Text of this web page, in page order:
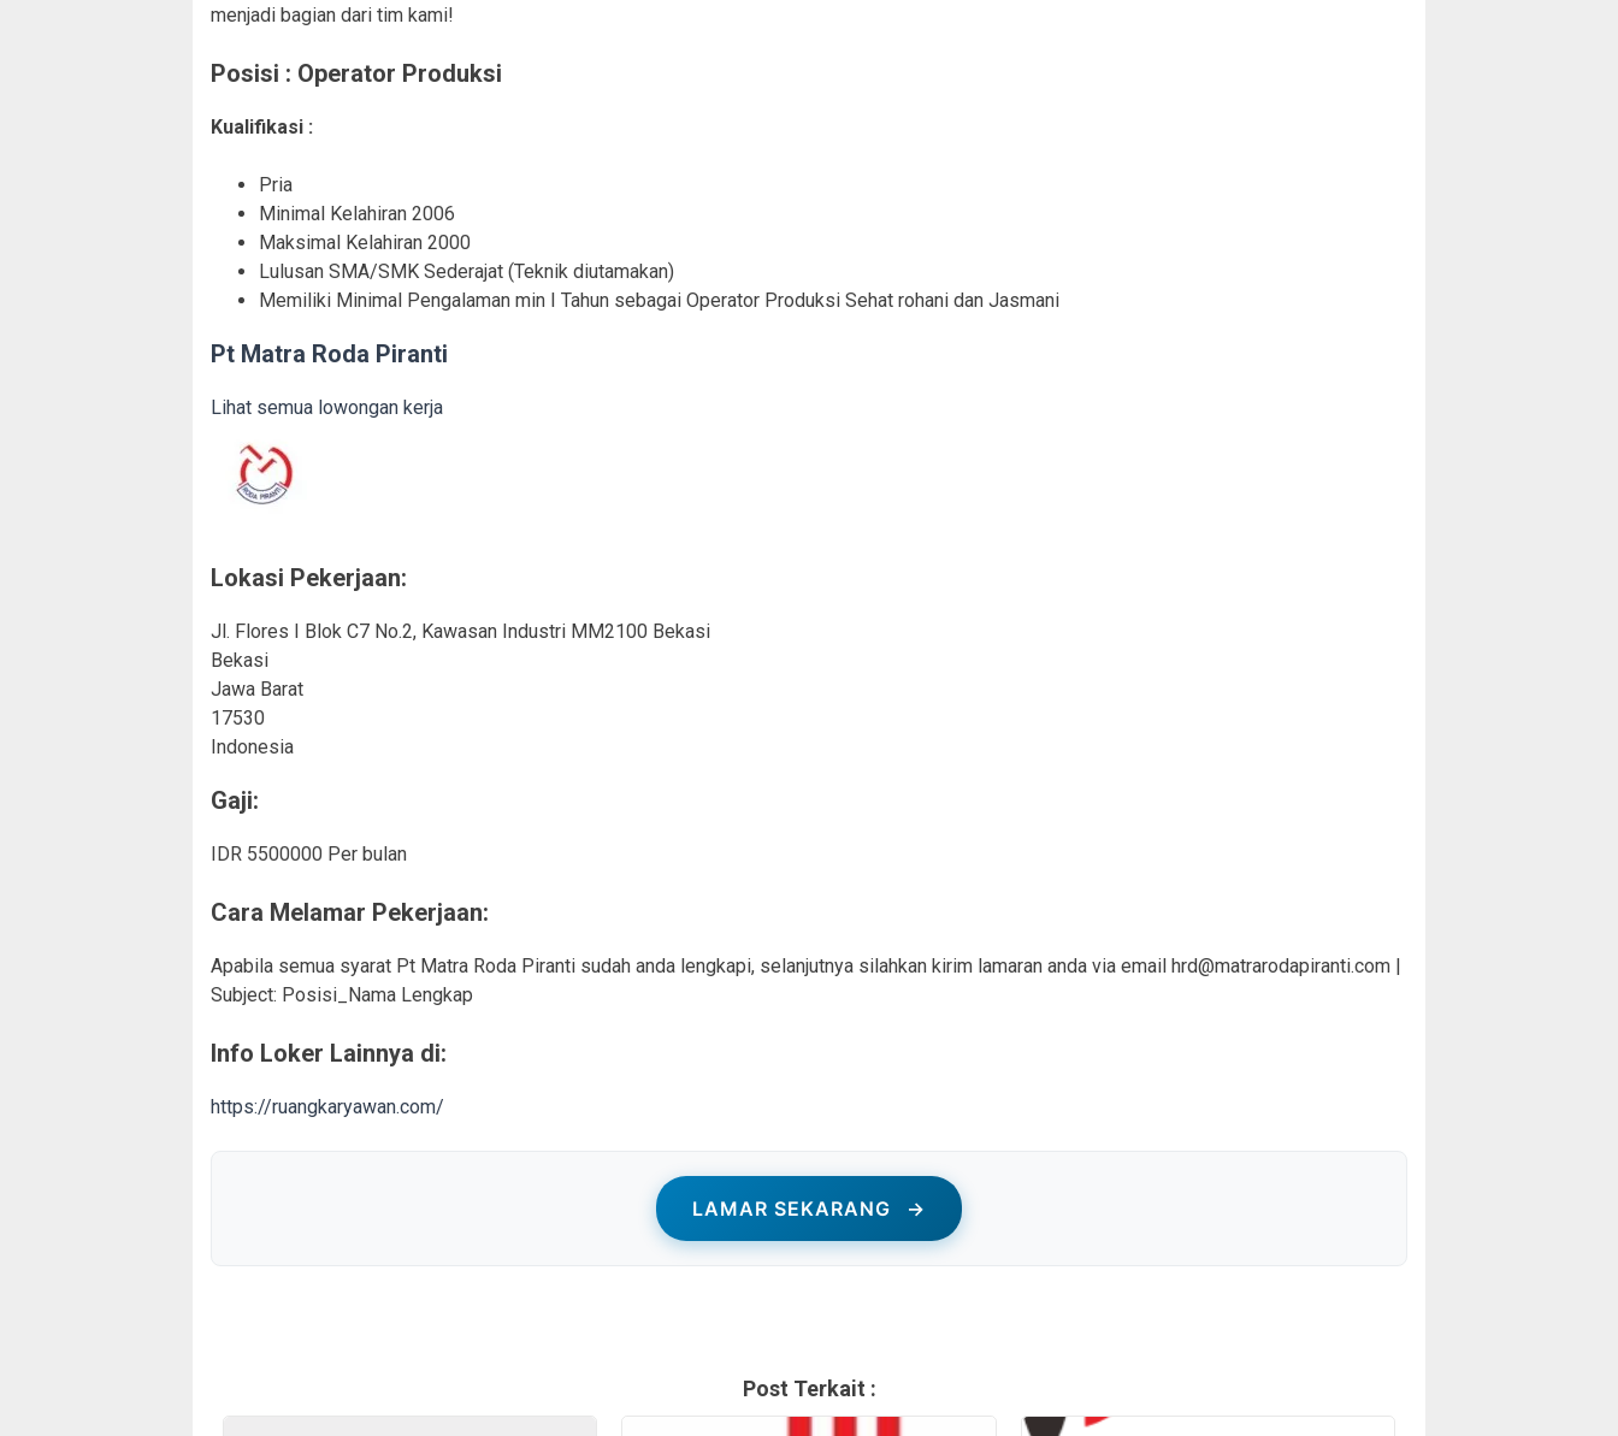
menjadi bagian dari tim kami!
Posisi : Operator Produksi
Kualifikasi :
Pria
Minimal Kelahiran 2006
Maksimal Kelahiran 2000
Lulusan SMA/SMK Sederajat (Teknik diutamakan)
Memiliki Minimal Pengalaman min I Tahun sebagai Operator Produksi Sehat rohani dan Jasmani
Pt Matra Roda Piranti
Lihat semua lowongan kerja
Lokasi Pekerjaan:
Jl. Flores I Blok C7 No.2, Kawasan Industri MM2100 Bekasi
Bekasi
Jawa Barat
17530
Indonesia
Gaji:
IDR 5500000 Per bulan
Cara Melamar Pekerjaan:
Apabila semua syarat Pt Matra Roda Piranti sudah anda lengkapi, selanjutnya silahkan kirim lamaran anda via email hrd@matrarodapiranti.com
Subject: Posisi_Nama Lengkap
Info Loker Lainnya di:
https://ruangkaryawan.com/
LAMAR SEKARANG →
Post Terkait :